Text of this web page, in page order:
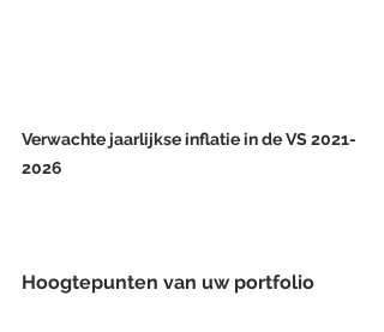
Verwachte jaarlijkse inflatie in de VS 2021-
2026
Hoogtepunten van uw portfolio